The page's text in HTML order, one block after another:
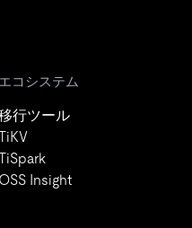
エコシステム
行ツール
OSS Insight